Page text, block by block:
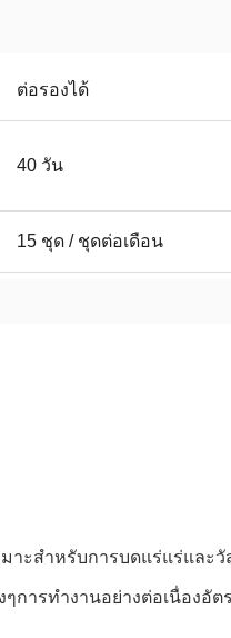
ต่อรองได้
40 วัน
15 ชุด / ชุดต่อเดือน
ะสำหรับการบดแร่แร่และ
การทำงานอย่างต่อเนื่อง